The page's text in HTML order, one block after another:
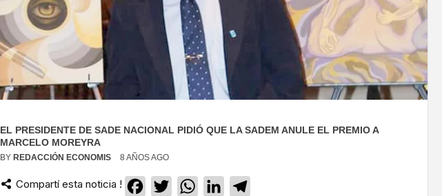
EL PRESIDENTE DE SADE NACIONAL PIDIÓ QUE LA SADEM ANULE EL PREMIO A
MARCELO MOREYRA
BY REDACCIÓN ECONOMIS 8 AÑOS AGO
Compartí esta noticia ! Facebook
TwitterWhatsApp
LinkedIn